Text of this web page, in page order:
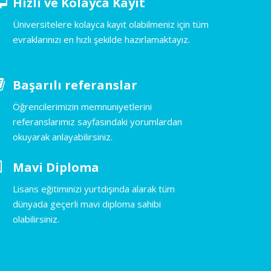
Üniversitelere kolayca kayıt olabilmeniz için tüm
evraklarınızı en hızlı şekilde hazırlamaktayız.
Başarılı referanslar
Öğrencilerimizin memnuniyetlerini
referanslarımız sayfasındaki yorumlardan
okuyarak anlayabilirsiniz.
Mavi Diploma
Lisans eğitiminizi yurtdışında alarak tüm
dünyada geçerli mavi diploma sahibi
olabilirsiniz.